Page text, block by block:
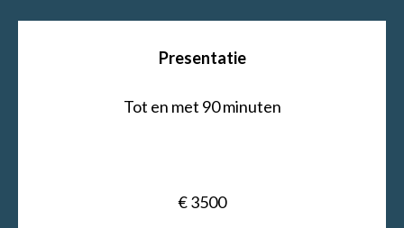
Presentatie
Tot en met 90 minuten
€ 3500